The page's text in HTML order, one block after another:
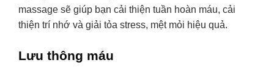
massage sẽ giúp bạn cải thiện tuần hoàn máu, cải
thiện trí nhớ và giải tỏa stress, mệt mỏi hiệu quả.
Lưu thông máu